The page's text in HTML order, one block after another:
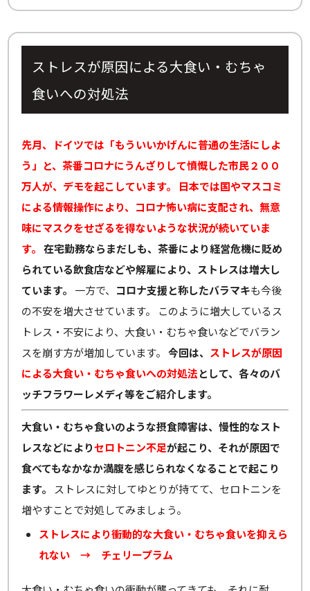
ストレスが原因による大食い・むちゃ
食いへの対処法
先月、ドイツでは「もういいかげんに普通の生活にしよ
う」と、茶番コロナにうんざりして憤慨した市民２００
万人が、デモを起こしています。
日本では国やマスコミ
による情報操作により、コロナ怖い病に支配され、無意
味にマスクをせざるを得ないような状況が続いていま
す。 在宅勤務ならまだしも、茶番により経営危機に貶め
られている飲食店などや解雇により、ストレスは増大し
ています。
一方で、 コロナ支援と称したバラマキも今後
の不安を増大させています。 このように増大しているス
トレス・不安により、大食い・むちゃ食いなどでバラン
スを崩す方が増加しています。今回は、 ストレスが原因
による大食い・むちゃ食いへの対処法として、各々のバ
ッチフラワーレメディ等をご紹介します。
大食い・むちゃ食いのような摂食障害は、慢性的なスト
レスなどによりセロトニン不足が起こり、それが原因で
食べてもなかなか満腹を感じられなくなることで起こり
ます。
ストレスに対してゆとりが持てて、セロトニンを
増やすことで対処してみましょう。
ストレスにより衝動的な大食い・むちゃ食いを抑えら
れない → チェリープラム